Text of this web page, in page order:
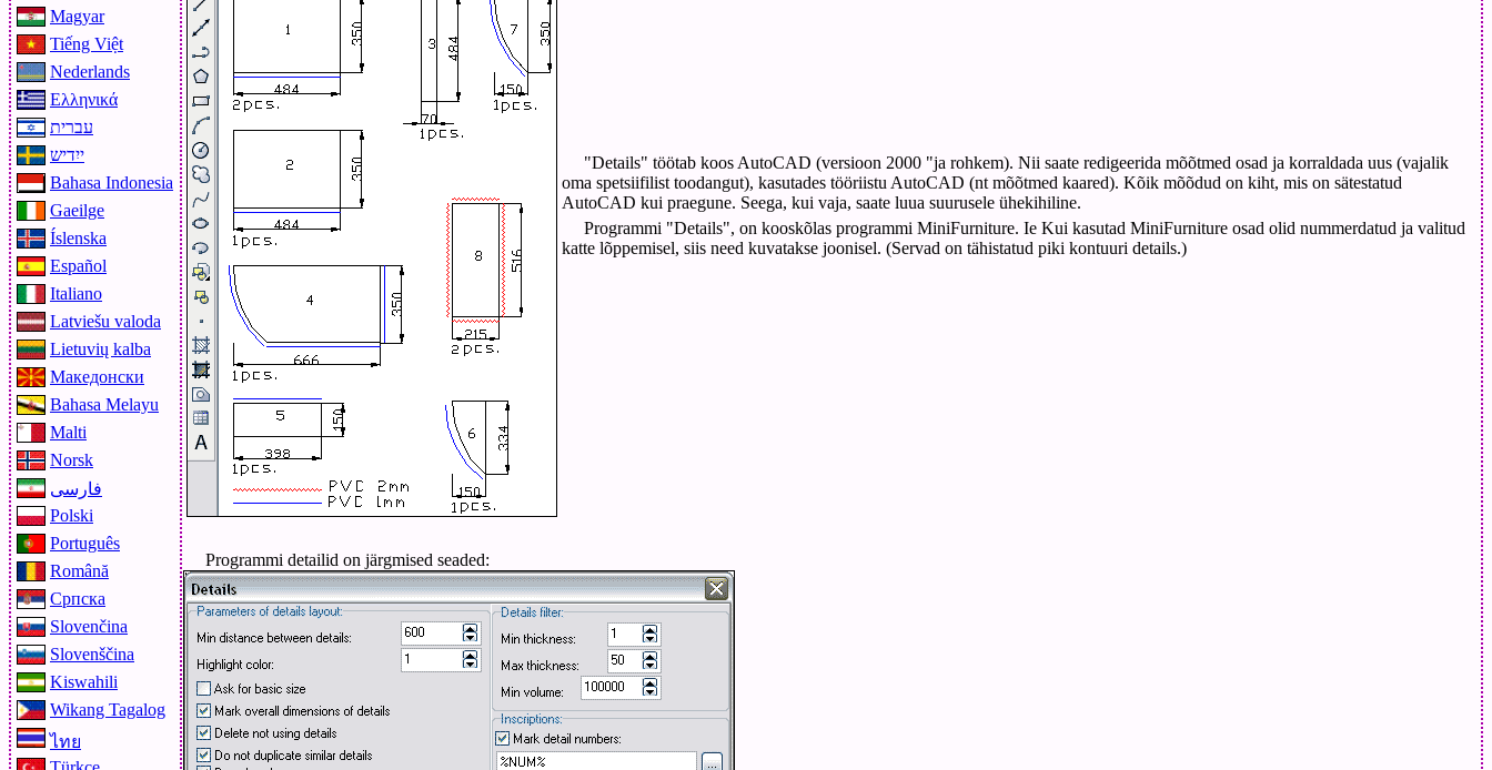
Magyar
Tiếng Việt
Nederlands
Ελληνικά
עברית
ייִדיש
Bahasa Indonesia
Gaeilge
Íslenska
Español
Italiano
Latviešu valoda
Lietuvių kalba
Македонски
Bahasa Melayu
Malti
Norsk
فارسی
Polski
Português
Română
Српска
Slovenčina
Slovenščina
Kiswahili
Wikang Tagalog
ไทย
"Details" töötab koos AutoCAD (versioon 2000 "ja rohkem). Nii saate redigeerida mõõtmed osad ja korraldada uus (vajalik
oma spetsiifilist toodangut), kasutades tööriistu AutoCAD (nt mõõtmed kaared). Kõik mõõdud on kiht, mis on sätestatud
AutoCAD kui praegune. Seega, kui vaja, saate luua suurusele ühekihiline.
Programmi "Details", on kooskõlas programmi MiniFurniture. Ie Kui kasutad MiniFurniture osad olid nummerdatud ja valitud
katte lõppemisel, siis need kuvatakse joonisel. (Servad on tähistatud piki kontuuri details.)
Programmi detailid on järgmised seaded: